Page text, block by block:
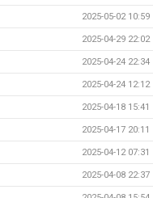
2025-05-02 10:59
2025-04-29 22:02
2025-04-24 22:34
2025-04-24 12:12
2025-04-18 15:41
2025-04-17 20:11
2025-04-12 07:31
2025-04-08 22:37